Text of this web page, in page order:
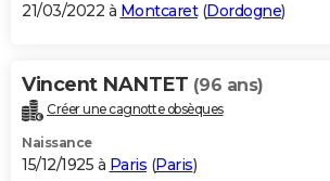
21/03/2022 à Montcaret(Dordogne)
Vincent NANTET (96 ans)
Créer une cagnotte obsèques
Naissance
15/12/1925 à Paris (Paris)